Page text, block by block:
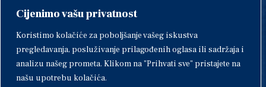
Cijenimo vašu privatnost
Koristimo kolačiće za poboljšanje vašeg iskustva
pregledavanja, posluživanje prilagođenih oglasa ili sadržaja i
analizu našeg prometa. Klikom na "Prihvati sve" pristajete na
našu upotrebu kolačića.
IBAN: HR1424020061829700009